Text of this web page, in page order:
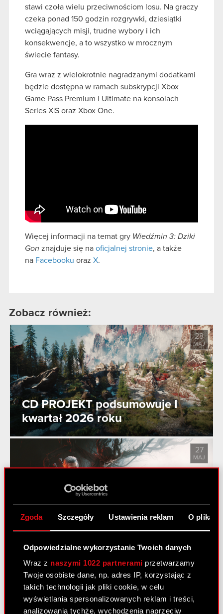
Zgoda Szczegóły Ustawienia reklam O
Odpowiedzialne wykorzystanie Twoich danych
Wraz z naszymi 1022 partnerami przetwarzamy
Twoje osobiste dane, np. adres IP, korzystając z
takich technologii jak pliki cookie, w celu
wyświetlania spersonalizowanych reklam i treści,
analizowania tychże, wychodzenia naprzeciw
stawi czoła wielu przeciwnościom losu. Na graczy
czeka ponad 150 godzin rozgrywki, dziesiątki
wciągających misji, trudne wybory i ich
konsekwencje, a to wszystko w mrocznym
świecie fantasy.
Gra wraz z wielokrotnie nagradzanymi dodatkami
będzie dostępna w ramach subskrypcji Xbox
Game Pass Premium i Ultimate na konsolach
Series X|S oraz Xbox One.
Więcej informacji na temat gry Wiedźmin 3: Dziki
Gon znajduje się na oficjalnej stronie, a także
na Facebooku oraz X.
Zobacz również:
CD PROJEKT podsumowuje I
kwartał 2026 roku
28
MAJ
Pieśni przeszłości trzecim
dodatkiem do gry Wiedźmin 3:
Dziki Gon!
27
MAJ
Aktualności